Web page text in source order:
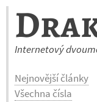
Internetový
Nejnovější články
Všechna čísla